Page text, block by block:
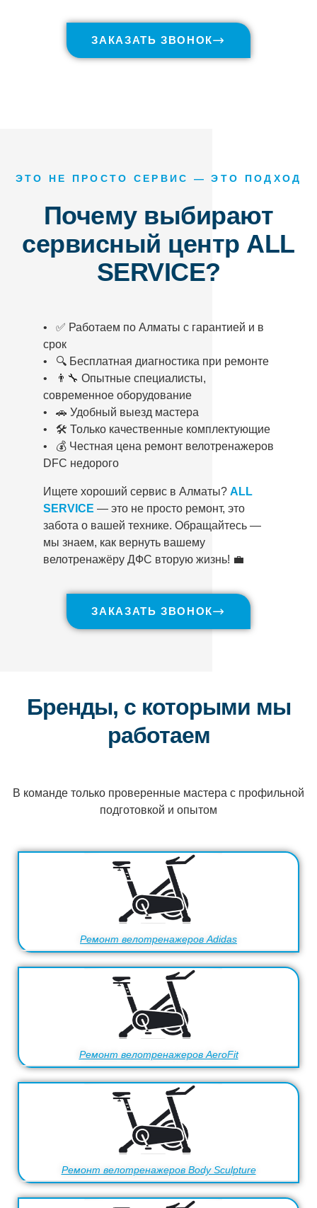
ЗАКАЗАТЬ ЗВОНОК
ЭТО НЕ ПРОСТО СЕРВИС — ЭТО ПОДХОД
Почему выбирают
сервисный центр ALL
SERVICE?
• ✅ Работаем по Алматы с гарантией и в
срок
• 🔍 Бесплатная диагностика при ремонте
• 👨‍🔧 Опытные специалисты,
современное оборудование
• 🚗 Удобный выезд мастера
• 🛠️ Только качественные комплектующие
• 💰 Честная цена ремонт велотренажеров
DFC недорого
Ищете хороший сервис в Алматы? ALL
SERVICE — это не просто ремонт, это
забота о вашей технике. Обращайтесь —
мы знаем, как вернуть вашему
велотренажёру ДФС вторую жизнь! 💼
ЗАКАЗАТЬ ЗВОНОК
Бренды, с которыми мы
работаем
В команде только проверенные мастера с профильной
подготовкой и опытом
Ремонт велотренажеров Adidas
Ремонт велотренажеров AeroFit
Ремонт велотренажеров Body Sculpture